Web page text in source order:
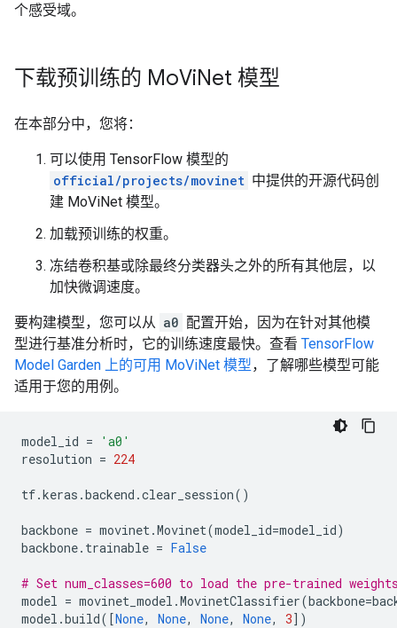
个感受域。
下载预训练的 MoViNet 模型
在本部分中，您将：
可以使用 TensorFlow 模型的
official/projects/movinet 中提供的开源代码创
建 MoViNet 模型。
加载预训练的权重。
冻结卷积基或除最终分类器头之外的所有其他层，以
加快微调速度。
要构建模型，您可以从 a0 配置开始，因为在针对其他模
型进行基准分析时，它的训练速度最快。查看 TensorFlow
Model Garden 上的可用 MoViNet 模型，了解哪些模型可能
适用于您的用例。
model_id =
'a0'
resolution = 224
tf.keras .backend .clear_session()
backbone = movinet .Movinet(model_id=model_id)
backbone. trainable = False
# Set num_classes=600 to load the pre-trained
model = movinet_model .MovinetClassifier(backbone=
model .build([None, None, None, None, 3])